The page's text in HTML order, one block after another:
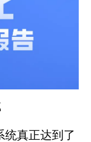
统真正达到了